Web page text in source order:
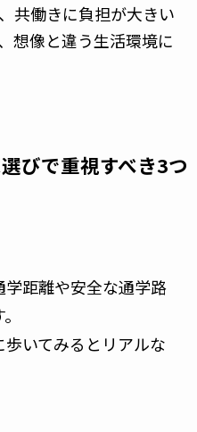
共働きに負担が大きい
想像と違う生活環境に
びで重視すべき3つ
距離や安全な通学路
いてみるとリアルな